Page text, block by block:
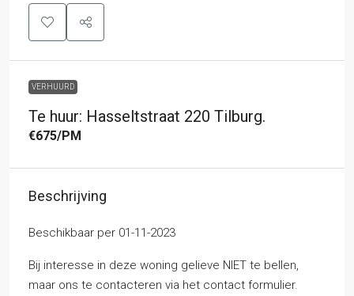
VERHUURD
Te huur: Hasseltstraat 220 Tilburg.
€675/PM
Beschrijving
Beschikbaar per 01-11-2023
Bij interesse in deze woning gelieve NIET te bellen,
maar ons te contacteren via het contact formulier.